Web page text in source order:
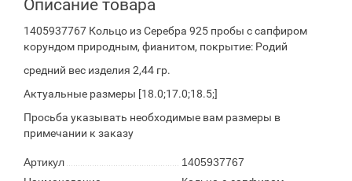
Описание товара
1405937767 Кольцо из Серебра 925 пробы с сапфиром
корундом природным, фианитом, покрытие: Родий
средний вес изделия 2,44 гр.
Актуальные размеры [18.0;17.0;18.5;]
Просьба указывать необходимые вам размеры в
примечании к заказу
Артикул
1405937767